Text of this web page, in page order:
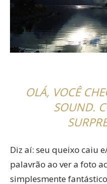
OLÁ, VOCÊ
SOUND.
Diz aí: seu queixo caiu
palavrão ao ver a foto
simplesmente